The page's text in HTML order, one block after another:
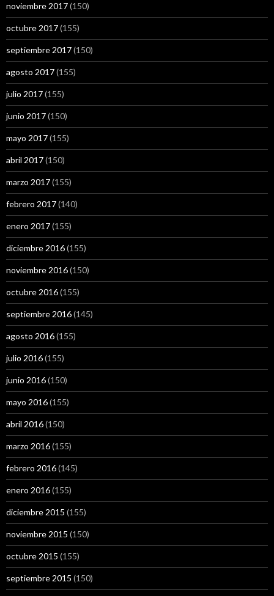
noviembre 2017(150)
octubre 2017(155)
septiembre 2017(150)
agosto 2017(155)
julio 2017(155)
junio 2017(150)
mayo 2017(155)
abril 2017(150)
marzo 2017(155)
febrero 2017(140)
enero 2017(155)
diciembre 2016(155)
noviembre 2016(150)
octubre 2016(155)
septiembre 2016(145)
agosto 2016(155)
julio 2016(155)
junio 2016(150)
mayo 2016(155)
abril 2016(150)
marzo 2016(155)
febrero 2016(145)
enero 2016(155)
diciembre 2015 (155)
noviembre 2015 (150)
octubre 2015 (155)
septiembre 2015 (150)